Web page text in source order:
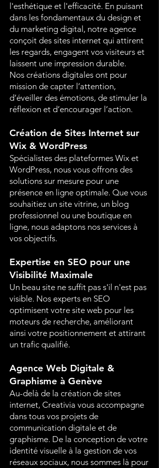
l'esthétique et l'efficacité. En puisant
dans les fondamentaux du design et
du marketing digital, notre agence
conçoit des sites internet qui attirent
les regards, engagent vos visiteurs et
laissent une impression durable.
Nos créations digitales ont pour
mission de capter l’attention,
d’éveiller des émotions, de stimuler la
réflexion et d’encourager l’action.
Création de Sites Internet sur
Wix & WordPress
Spécialistes des plateformes Wix et
WordPress, nous vous offrons des
solutions sur mesure pour une
présence en ligne optimale. Que vous
souhaitiez un site vitrine, un blog
professionnel ou une boutique en
ligne, nous adaptons nos services à
vos objectifs.
Expertise en SEO pour une
Visibilité Maximale
Un beau site ne suffit pas s'il n'est pas
visible. Nos experts en SEO
optimisent votre site web pour les
moteurs de recherche, améliorant
ainsi votre positionnement et attirant
un trafic qualifié.
Agence Web Digitale &
Graphisme à Genève
Au-delà de la création de sites
internet, Creativia vous accompagne
dans tous vos projets de
communication digitale et de
graphisme. De la conception de votre
identité visuelle à la gestion de vos
réseaux sociaux, nous sommes là pour